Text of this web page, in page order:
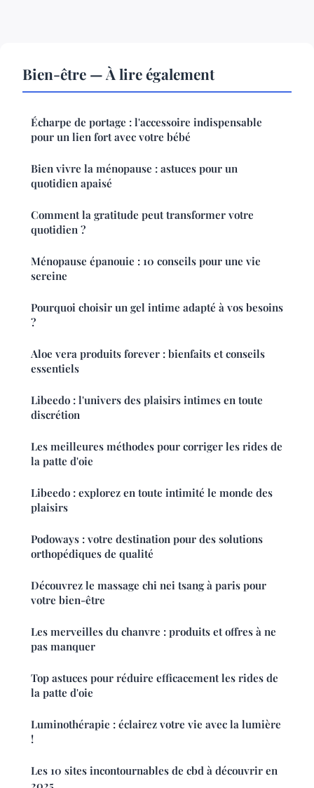
Bien-être — À lire également
Écharpe de portage : l'accessoire indispensable
pour un lien fort avec votre bébé
Bien vivre la ménopause : astuces pour un
quotidien apaisé
Comment la gratitude peut transformer votre
quotidien ?
Ménopause épanouie : 10 conseils pour une vie
sereine
Pourquoi choisir un gel intime adapté à vos besoins
?
Aloe vera produits forever : bienfaits et conseils
essentiels
Libeedo : l'univers des plaisirs intimes en toute
discrétion
Les meilleures méthodes pour corriger les rides de
la patte d'oie
Libeedo : explorez en toute intimité le monde des
plaisirs
Podoways : votre destination pour des solutions
orthopédiques de qualité
Découvrez le massage chi nei tsang à paris pour
votre bien-être
Les merveilles du chanvre : produits et offres à ne
pas manquer
Top astuces pour réduire efficacement les rides de
la patte d'oie
Luminothérapie : éclairez votre vie avec la lumière
!
Les 10 sites incontournables de cbd à découvrir en